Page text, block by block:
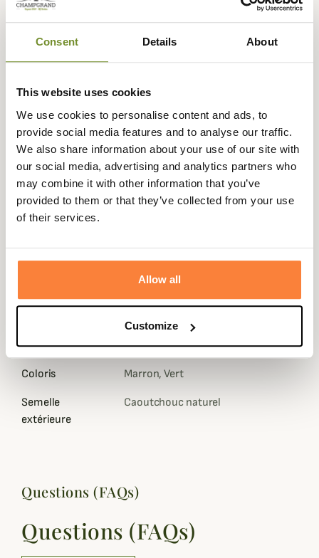
Consent Details About
This website uses cookies
We use cookies to personalise content and ads, to
provide social media features and to analyse our traffic.
We also share information about your use of our site with
our social media, advertising and analytics partners who
may combine it with other information that you’ve
provided to them or that they’ve collected from your use
of their services.
Allow all
Customize
terrains.
chocs, garantissant une marche agréable même sur de
longues périodes. Grâce à son crantage autonettoyant,
humides ou boueux. Sa doublure à séchage rapide
contribue à garder les pieds au sec, pour un confort
prolongé.
Un modèle robuste et fonctionnel, pensé pour ceux qui
recherchent fiabilité et praticité lors de leurs activités en
extérieur.
Fiche technique
Hauteur de Tige
26
Matière Caoutchouc naturel, Polyamide
Coloris Marron, Vert
Semelle
extérieure
Caoutchouc naturel
Questions (FAQs)
Questions (FAQs)